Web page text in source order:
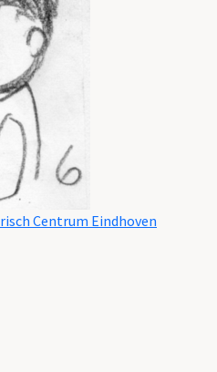
Centrum Eindhoven